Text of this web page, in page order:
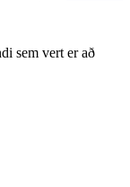
sem vert er að